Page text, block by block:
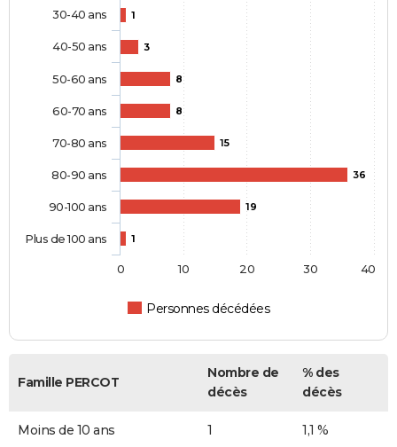
1
3
8
8
15
36
19
1
Personnes décédées
30-40 ans
40-50 ans
50-60 ans
60-70 ans
70-80 ans
80-90 ans
90-100 ans
Plus de 100 ans
0 10 20 30 40
Famille PERCOT
Nombre de
décès
% des
décès
Moins de 10 ans 1 1,1 %